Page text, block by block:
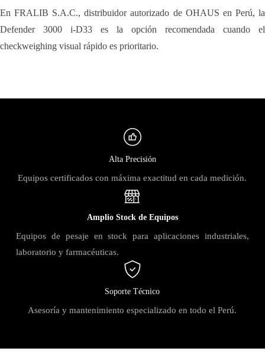
En FRALIB S.A.C., distribuidor autorizado de OHAUS en Perú, la
Defender 3000 i-D33 es la opción recomendada cuando el
checkweighing visual rápido es prioritario.
Alta Precisión
Equipos certificados con máxima exactitud en cada medición.
Amplio Stock de Equipos
Equipos de pesaje en stock para aplicaciones industriales,
laboratorio y farmacéuticas.
Soporte Técnico
Asesoría y mantenimiento especializado en todo el Perú.